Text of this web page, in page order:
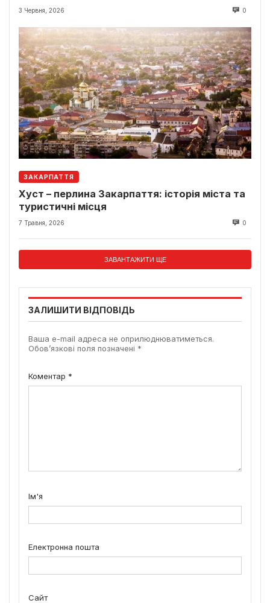
3 Червня, 2026 0
ЗАКАРПАТТЯ
Хуст – перлина Закарпаття: історія міста та
туристичні місця
7 Травня, 2026 0
ЗАВАНТАЖИТИ ЩЕ
ЗАЛИШИТИ ВІДПОВІДЬ
Ваша e-mail адреса не оприлюднюватиметься.
Обов’язкові поля позначені *
Коментар *
Ім'я
Електронна пошта
Сайт